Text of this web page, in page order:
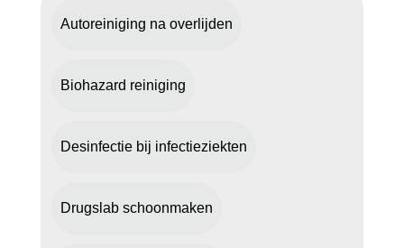
Autoreiniging na overlijden
Biohazard reiniging
Desinfectie bij infectieziekten
Drugslab schoonmaken